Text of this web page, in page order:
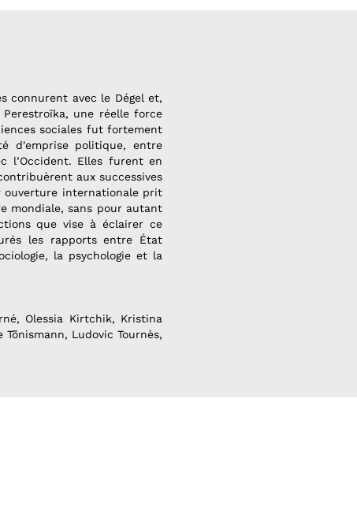
connurent avec le Dégel et,
une réelle force
sociales fut fortement
d'emprise politique, entre
l’Occident. Elles furent en
aux successives
ouverture internationale prit
mondiale, sans pour autant
que vise à éclairer ce
les rapports entre État
la psychologie et la
Olessia Kirtchik, Kristina
Ludovic Tournès,